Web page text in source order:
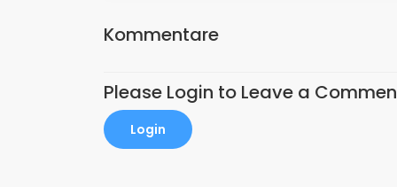
Kommentare
Please Login to Leave a
Login